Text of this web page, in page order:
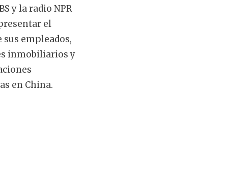
y la radio NPR
el
sus empleados,
inmobiliarios y
en China.